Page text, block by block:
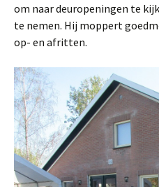
om naar deuropeningen te
te nemen. Hij moppert
op- en afritten.